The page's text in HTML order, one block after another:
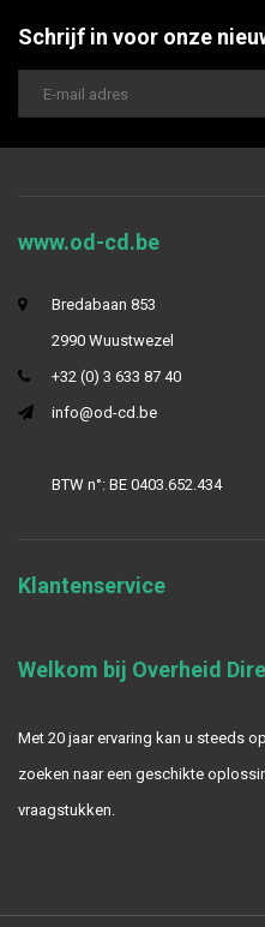
Schrijf in voor onze
www.od-cd.be
Bredabaan 853
2990 Wuustwezel
+32 (0) 3 633 87 40
info@od-cd.be
BTW n°: BE 0403.652.434
Klantenservice
Welkom bij Overheid
Met 20 jaar ervaring kan u steeds
zoeken naar een geschikte
vraagstukken.